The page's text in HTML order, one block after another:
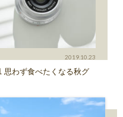
2019.10.23
思わず食べたくなる秋グ